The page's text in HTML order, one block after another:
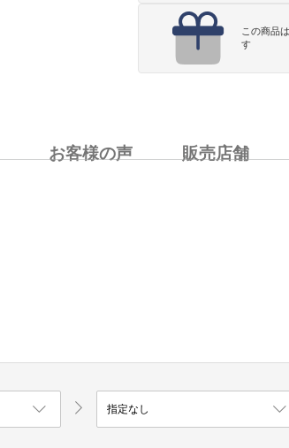
この商品は
す
お客様の声 販売店舗